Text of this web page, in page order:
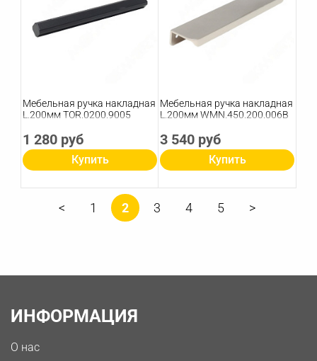
Мебельная ручка накладная
L.200мм TOR.0200.9005
1 280 руб
Купить
Мебельная ручка накладная
L.200мм WMN.450.200.006B
3 540 руб
Купить
1 2 3 4 5
ИНФОРМАЦИЯ
О нас